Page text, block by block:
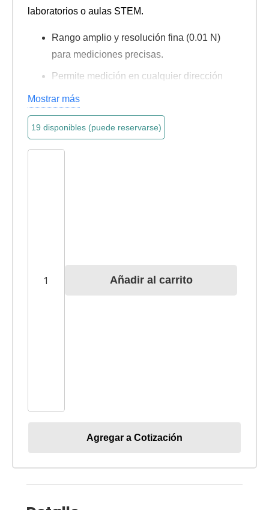
laboratorios o aulas STEM.
Rango amplio y resolución fina (0.01 N)
para mediciones precisas.
Permite medición en cualquier dirección
(360°) con calibrado cero fácil.
Funciones útiles: cambio de unidad (N/g),
retención (“Hold”), apagado automático.
Instrumento ligero y compacto, ideal para
Mostrar más
19 disponibles (puede reservarse)
Añadir al carrito
Agregar a Cotización